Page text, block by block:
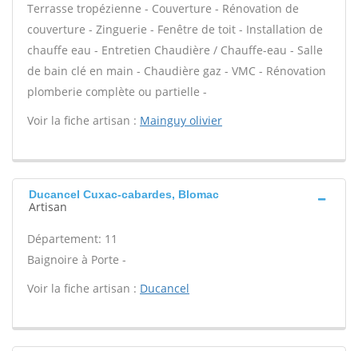
Terrasse tropézienne - Couverture - Rénovation de
couverture - Zinguerie - Fenêtre de toit - Installation de
chauffe eau - Entretien Chaudière / Chauffe-eau - Salle
de bain clé en main - Chaudière gaz - VMC - Rénovation
plomberie complète ou partielle -
Voir la fiche artisan : Mainguy olivier
Ducancel Cuxac-cabardes, Blomac
Artisan
Département: 11
Baignoire à Porte -
Voir la fiche artisan : Ducancel